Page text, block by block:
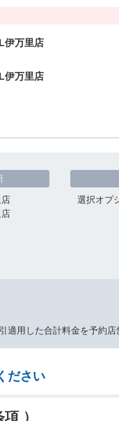
伊万里店
伊万里店
選択オプ
用した合計料金を予約
ださい
）